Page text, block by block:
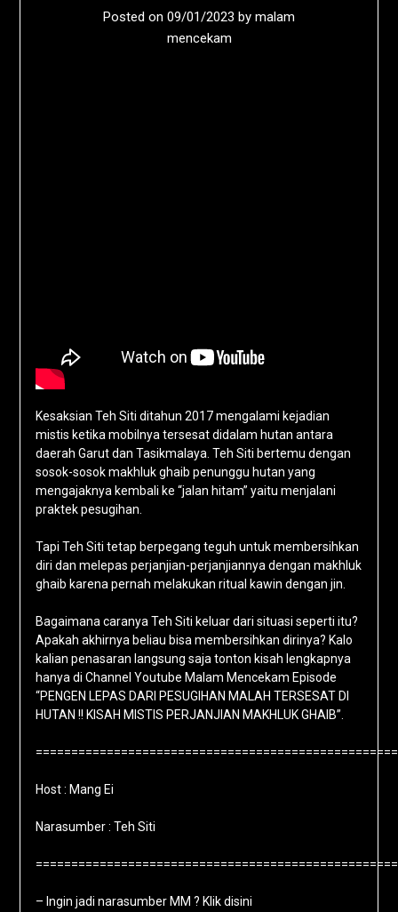
Posted on 09/01/2023 by malam
mencekam
Kesaksian Teh Siti ditahun 2017 mengalami kejadian
mistis ketika mobilnya tersesat didalam hutan antara
daerah Garut dan Tasikmalaya. Teh Siti bertemu dengan
sosok-sosok makhluk ghaib penunggu hutan yang
mengajaknya kembali ke “jalan hitam” yaitu menjalani
praktek pesugihan.
Tapi Teh Siti tetap berpegang teguh untuk membersihkan
diri dan melepas perjanjian-perjanjiannya dengan makhluk
ghaib karena pernah melakukan ritual kawin dengan jin.
Bagaimana caranya Teh Siti keluar dari situasi seperti itu?
Apakah akhirnya beliau bisa membersihkan dirinya? Kalo
kalian penasaran langsung saja tonton kisah lengkapnya
hanya di Channel Youtube Malam Mencekam Episode
“PENGEN LEPAS DARI PESUGIHAN MALAH TERSESAT DI
HUTAN !! KISAH MISTIS PERJANJIAN MAKHLUK GHAIB”.
Host : Mang Ei
Narasumber : Teh Siti
– Ingin jadi narasumber MM ? Klik disini